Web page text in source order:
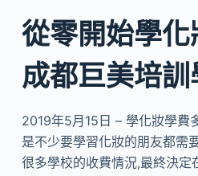
從零開始學化
成都巨美培訓
2019年5月15日 – 學化妝學費
是不少要學習化妝的朋友都需
很多學校的收費情況,最終決定